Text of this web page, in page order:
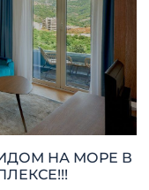
НА МОРЕ В